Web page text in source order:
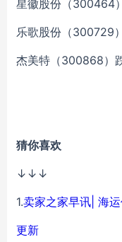
星徽股份（300464
乐歌股份（300729
杰美特（300868）
猜你喜欢
↓↓↓
1.卖家之家早讯| 海
更新